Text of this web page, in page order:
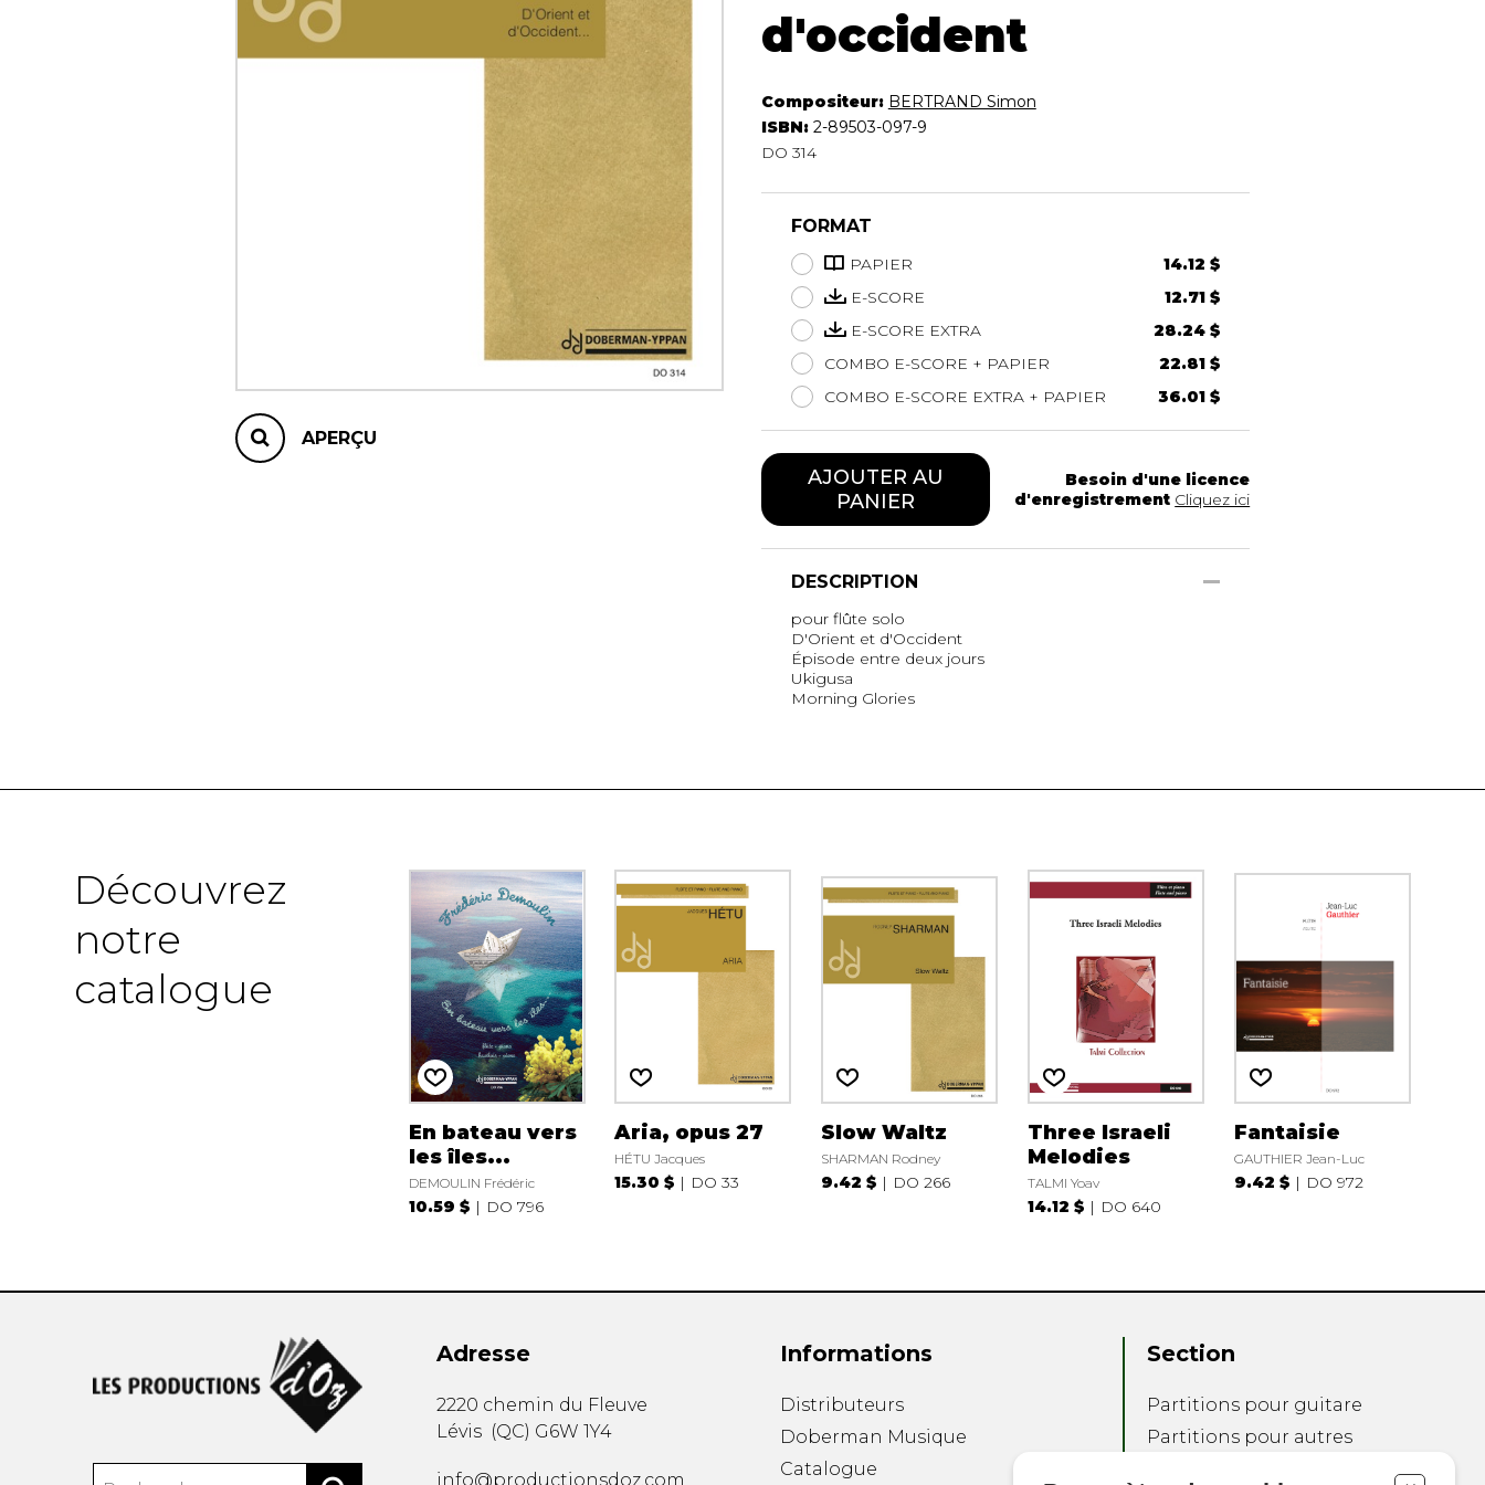
Hautbois
Luth
Orgue
Percussion
Piano
Trompette
Tuba
Violon
Violoncelle
Voix
APERÇU
d'occident
Compositeur: BERTRAND Simon
ISBN: 2-89503-097-9
DO 314
FORMAT
PAPIER
14.12 $
E-SCORE
12.71 $
E-SCORE EXTRA
28.24 $
COMBO E-SCORE + PAPIER
22.81 $
COMBO E-SCORE EXTRA + PAPIER
36.01 $
AJOUTER AU
PANIER
Besoin d'une licence
d'enregistrement Cliquez ici
DESCRIPTION
pour flûte solo
D'Orient et d'Occident
Épisode entre deux jours
Ukigusa
Morning Glories
Découvrez
notre
catalogue
En bateau vers
les îles...
DEMOULIN Frédéric
10.59 $ DO 796
Aria, opus 27
HÉTU Jacques
15.30 $ DO 33
Slow Waltz
SHARMAN Rodney
9.42 $ DO 266
Three Israeli
Melodies
TALMI Yoav
14.12 $ DO 640
Fantaisie
GAUTHIER Jean-Luc
9.42 $ DO 972
Adresse
2220 chemin du Fleuve
Lévis (QC) G6W 1Y4
info@productionsdoz.com
Informations
Distributeurs
Doberman Musique
Catalogue
Section
Partitions pour guitare
Partitions pour autres